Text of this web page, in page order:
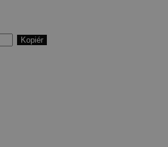
Kopiér